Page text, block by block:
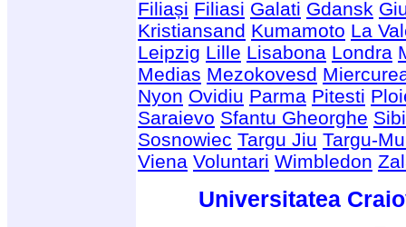
Filiași Filiasi Galati Gdansk
Kristiansand Kumamoto La
Leipzig Lille Lisabona Londra
Medias Mezokovesd
Nyon Ovidiu Parma Pitesti
Saraievo Sfantu Gheorghe
Sosnowiec Targu Jiu Targu-
Viena Voluntari Wimbledon
Universitatea